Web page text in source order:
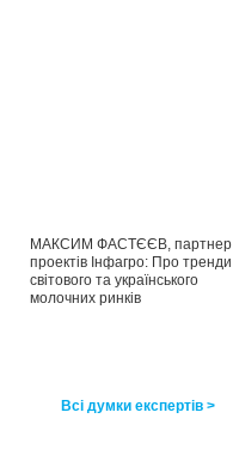
МАКСИМ ФАСТЄЄВ, партнер
проектів Інфагро: Про тренди
світового та українського
молочних ринків
Всі думки експертів >